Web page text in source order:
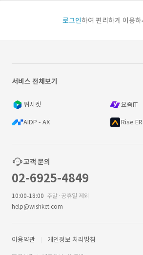
로그인하여 편리하게 이용
서비스 전체보기
위시켓 요즘IT
AIDP - AX Rise
고객 문의
02-6925-4849
10:00-18:00 주말·공휴일 제외
help@wishket.com
이용약관 개인정보 처리방침